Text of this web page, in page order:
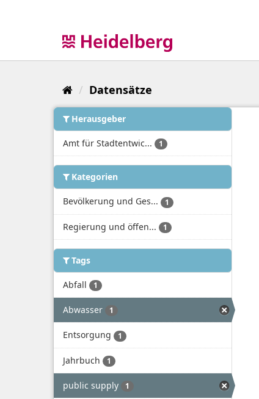
Datensätze
Herausgeber
Amt für Stadtentwic... 1
Kategorien
Bevölkerung und Ges... 1
Regierung und öffen... 1
Tags
Abfall 1
Abwasser 1
Entsorgung 1
Jahrbuch 1
public supply 1